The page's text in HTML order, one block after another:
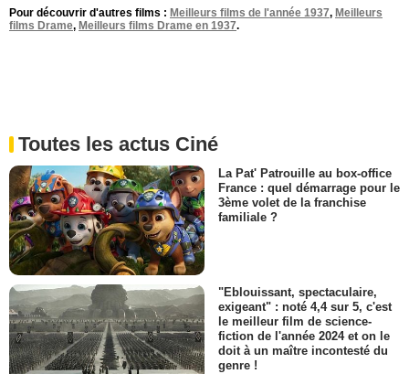
Pour découvrir d'autres films : Meilleurs films de l'année 1937, Meilleurs
films Drame, Meilleurs films Drame en 1937.
Toutes les actus Ciné
La Pat' Patrouille au box-office
France : quel démarrage pour le
3ème volet de la franchise
familiale ?
"Eblouissant, spectaculaire,
exigeant" : noté 4,4 sur 5, c'est
le meilleur film de science-
fiction de l'année 2024 et on le
doit à un maître incontesté du
genre !